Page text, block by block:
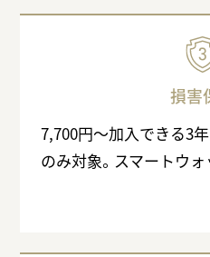
損害
7,700円〜加入できる3
のみ対象。スマートウォ